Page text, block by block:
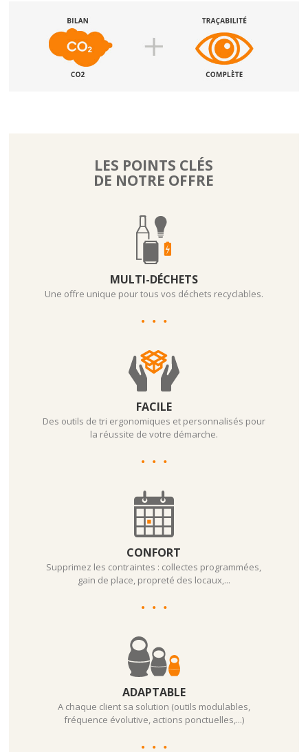
LES POINTS CLÉS
DE NOTRE OFFRE
MULTI-DÉCHETS
Une offre unique pour tous vos déchets recyclables.
FACILE
Des outils de tri ergonomiques et personnalisés pour
la réussite de votre démarche.
CONFORT
Supprimez les contraintes : collectes programmées,
gain de place, propreté des locaux,...
ADAPTABLE
A chaque client sa solution (outils modulables,
fréquence évolutive, actions ponctuelles,...)